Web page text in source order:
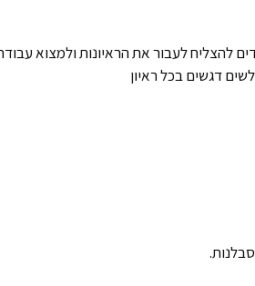
להצליח לעבור את הראיונות ולמצוא
דגשים בכל ראיון